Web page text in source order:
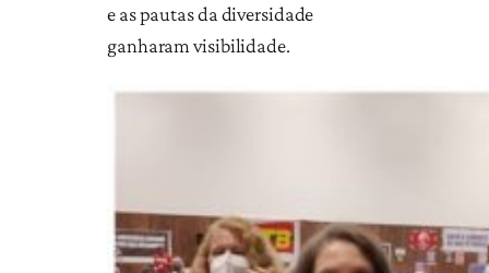
e as pautas da diversidade
ganharam visibilidade.